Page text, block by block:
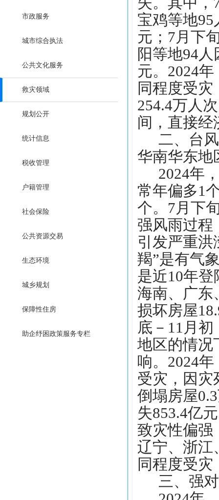
市政服务
城市综合执法
公共文化服务
救灾领域
规划公开
统计信息
税收管理
户籍管理
社会保险
公共资源交易
生态环境
城乡规划
保障性住房
助企纾困政策服务专栏
宝鸡等地
元；7月下
阳等地94
元。2024
同程度受
254.4万人
间，直接经
二、台
华南华东地
2024年
常年偏多1
个。7月下
强风雨过程
引发严重洪
羯”是有气
是近10年
海南、广东
损坏房屋
底－11月初
地区的情况
响。2024
受灾，因灾
倒塌房屋
失853.4亿
致灾性偏强
辽宁、浙江
同程度受
三、强